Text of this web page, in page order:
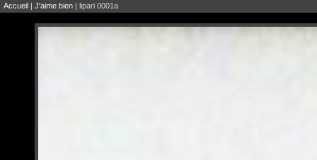
Accueil | J'aime bien | lipari 0001a